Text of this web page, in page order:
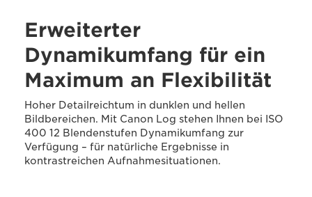
Erweiterter
Dynamikumfang für ein
Maximum an Flexibilität
Hoher Detailreichtum in dunklen und hellen
Bildbereichen. Mit Canon Log stehen Ihnen bei ISO
400 12 Blendenstufen Dynamikumfang zur
Verfügung – für natürliche Ergebnisse in
kontrastreichen Aufnahmesituationen.